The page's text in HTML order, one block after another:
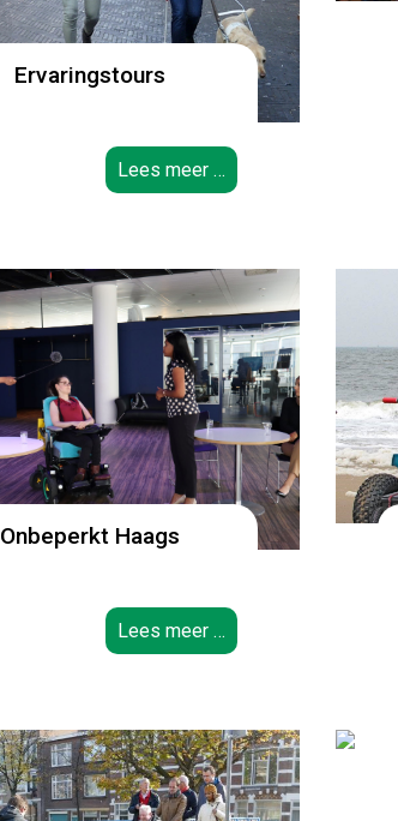
Ervaringstours
Lees meer …
Onbeperkt Haags
Lees meer …